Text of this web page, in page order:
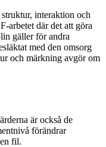
interaktion och
arbetet där det att göra
gäller för andra
med den omsorg
och märkning avgör om
är också de
förändrar
fil.